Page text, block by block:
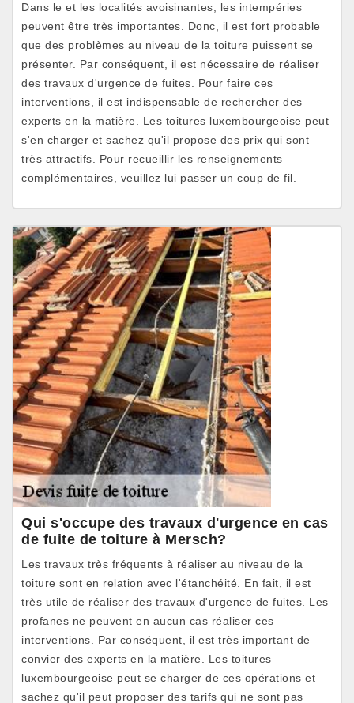
Dans le et les localités avoisinantes, les intempéries
peuvent être très importantes. Donc, il est fort probable
que des problèmes au niveau de la toiture puissent se
présenter. Par conséquent, il est nécessaire de réaliser
des travaux d'urgence de fuites. Pour faire ces
interventions, il est indispensable de rechercher des
experts en la matière. Les toitures luxembourgeoise peut
s'en charger et sachez qu'il propose des prix qui sont
très attractifs. Pour recueillir les renseignements
complémentaires, veuillez lui passer un coup de fil.
Qui s'occupe des travaux d'urgence en cas
de fuite de toiture à Mersch?
Les travaux très fréquents à réaliser au niveau de la
toiture sont en relation avec l'étanchéité. En fait, il est
très utile de réaliser des travaux d'urgence de fuites. Les
profanes ne peuvent en aucun cas réaliser ces
interventions. Par conséquent, il est très important de
convier des experts en la matière. Les toitures
luxembourgeoise peut se charger de ces opérations et
sachez qu'il peut proposer des tarifs qui ne sont pas